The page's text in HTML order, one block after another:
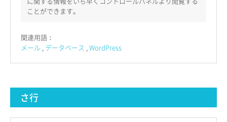
ことができます。
関連用語：
メール データベース WordPress
さ行